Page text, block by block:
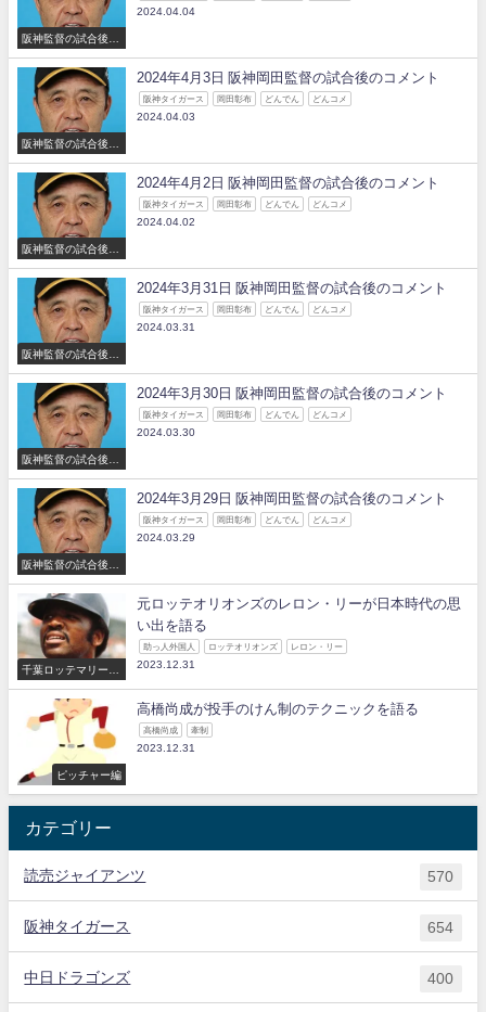
阪神監督の試合後の
コメント
2024.04.04
阪神監督の試合後の
コメント
2024年4月3日 阪神岡田監督の試合後のコメント
阪神タイガース 岡田彰布 どんでん どんコメ
2024.04.03
阪神監督の試合後の
コメント
2024年4月2日 阪神岡田監督の試合後のコメント
阪神タイガース 岡田彰布 どんでん どんコメ
2024.04.02
阪神監督の試合後の
コメント
2024年3月31日 阪神岡田監督の試合後のコメント
阪神タイガース 岡田彰布 どんでん どんコメ
2024.03.31
阪神監督の試合後の
コメント
2024年3月30日 阪神岡田監督の試合後のコメント
阪神タイガース 岡田彰布 どんでん どんコメ
2024.03.30
阪神監督の試合後の
コメント
2024年3月29日 阪神岡田監督の試合後のコメント
阪神タイガース 岡田彰布 どんでん どんコメ
2024.03.29
千葉ロッテマリーン
ズ
元ロッテオリオンズのレロン・リーが日本時代の思
い出を語る
助っ人外国人 ロッテオリオンズ レロン・リー
2023.12.31
ピッチャー編
高橋尚成が投手のけん制のテクニックを語る
高橋尚成 牽制
2023.12.31
カテゴリー
読売ジャイアンツ 570
阪神タイガース 654
中日ドラゴンズ 400